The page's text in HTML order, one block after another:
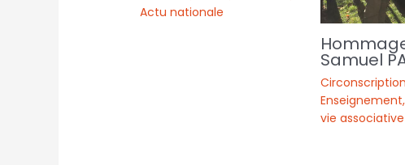
Actu nationale
Samuel
Circonscription
vie associative